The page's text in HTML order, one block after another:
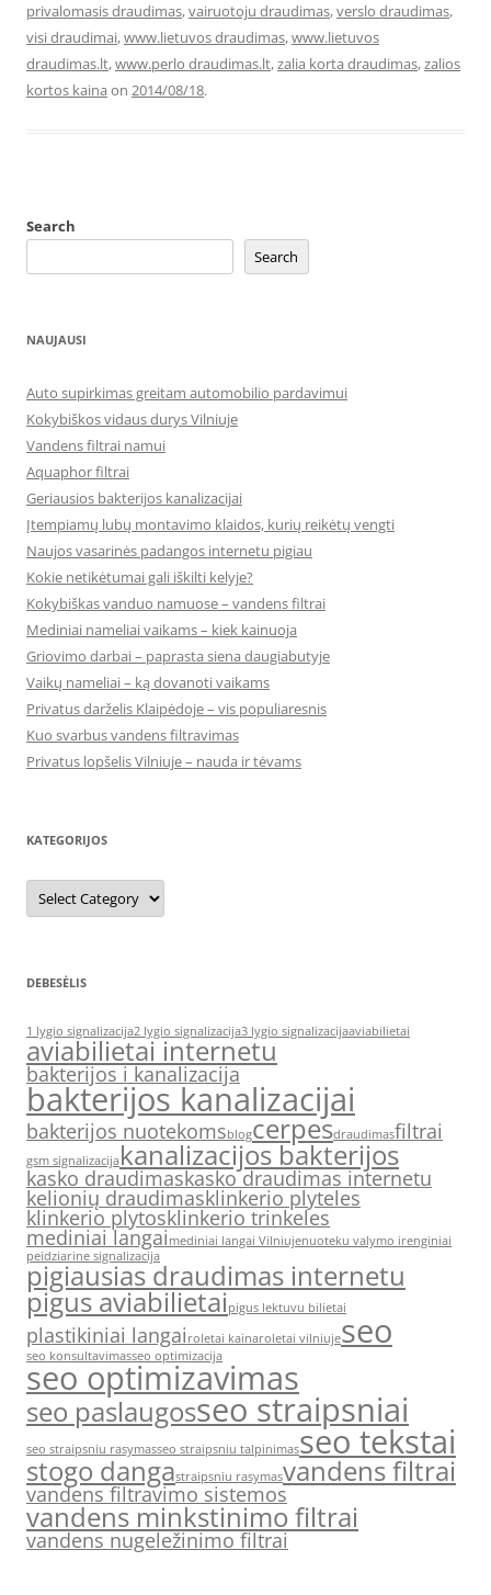
privalomasis draudimas,vairuotoju draudimas,verslo draudimas,
visi draudimai,www.lietuvos draudimas,www.lietuvos
draudimas.lt,www.perlo draudimas.lt,zalia korta draudimas,zalios
kortos kaina on 2014/08/18.
Search
Search
NAUJAUSI
Auto supirkimas greitam automobilio pardavimui
Kokybiškos vidaus durys Vilniuje
Vandens filtrai namui
Aquaphor filtrai
Geriausios bakterijos kanalizacijai
Įtempiamų lubų montavimo klaidos, kurių reikėtų vengti
Naujos vasarinės padangos internetu pigiau
Kokie netikėtumai gali iškilti kelyje?
Kokybiškas vanduo namuose – vandens filtrai
Mediniai nameliai vaikams – kiek kainuoja
Griovimo darbai – paprasta siena daugiabutyje
Vaikų nameliai – ką dovanoti vaikams
Privatus darželis Klaipėdoje – vis populiaresnis
Kuo svarbus vandens filtravimas
Privatus lopšelis Vilniuje – nauda ir tėvams
KATEGORIJOS
Kategorijos
DEBESĖLIS
1 lygio signalizacija2 lygio signalizacija3 lygio signalizacijaaviabilietai
aviabilietai internetu
bakterijos i kanalizacija
bakterijos kanalizacijai
bakterijos nuotekomsblogcerpesdraudimasfiltrai
gsm signalizacijakanalizacijos bakterijos
kasko draudimaskasko draudimas internetu
kelionių draudimasklinkerio plyteles
klinkerio plytosklinkerio trinkeles
mediniai langai mediniai langai Vilniujenuoteku valymo irenginiai
peidziarine signalizacija
pigiausias draudimas internetu
pigus aviabilietaipigus lektuvu bilietai
plastikiniai langai roletai kainaroletai vilniujeseo
seo konsultavimasseo optimizacija
seo optimizavimas
seo paslaugosseo straipsniai
seo straipsniu rasymasseo straipsniu talpinimasseo tekstai
stogo dangastraipsniu rasymasvandens filtrai
vandens filtravimo sistemos
vandens minkstinimo filtrai
vandens nugeležinimo filtrai